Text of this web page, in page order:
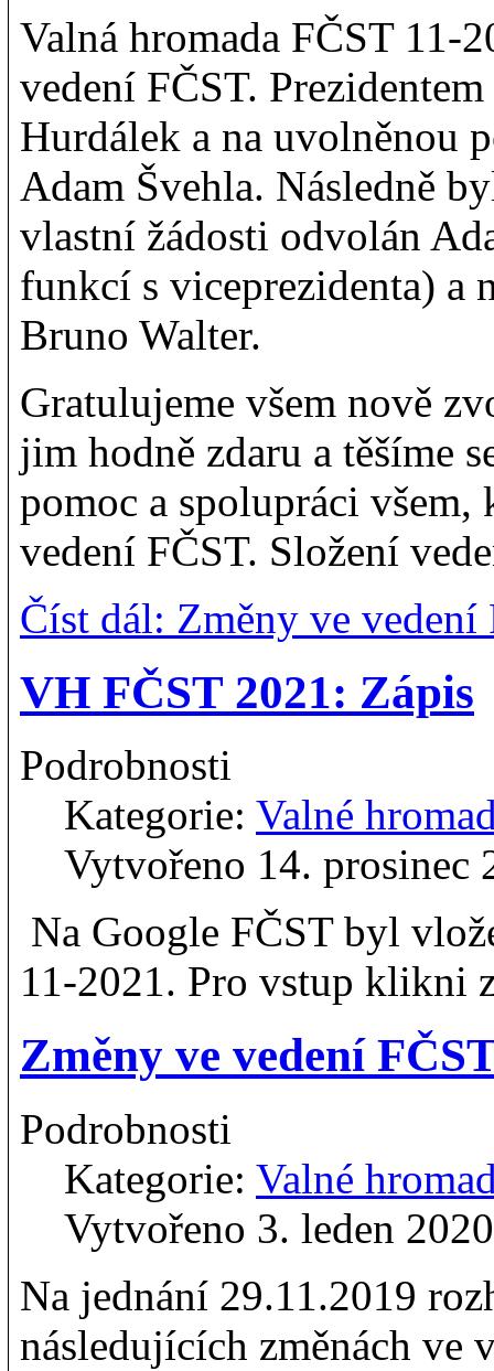
Valná hromada FČST 11-
vedení FČST.
Hurdálek a na uvolněnou
Adam Švehla. Následně
vlastní žádosti odvolán
funkcí s viceprezidenta) a
Bruno Walter.
Gratulujeme všem nově
jim hodně zdaru a těšíme
pomoc a spolupráci
vedení FČST. Složení
Číst dál: Změny ve vedení
VH FČST 2021: Zápis
Podrobnosti
Kategorie: Valné
Vytvořeno 14. prosinec
Na Google FČST byl
11-2021. Pro vstup klikni
Změny ve vedení
Podrobnosti
Kategorie: Valné
Vytvořeno 3. leden 2020
Na jednání 29.11.2019
následujících změnách ve